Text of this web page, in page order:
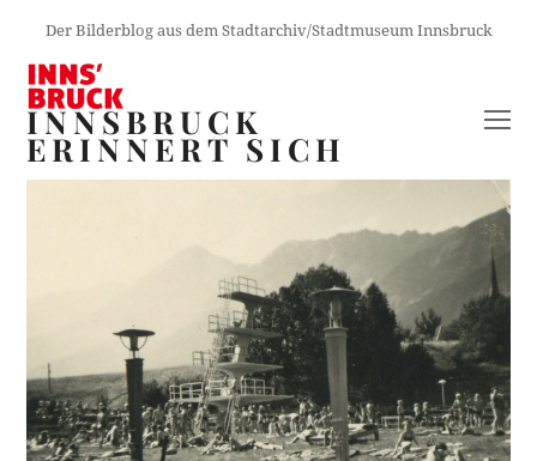
Der Bilderblog aus dem Stadtarchiv/Stadtmuseum Innsbruck
INNSBRUCK
ERINNERT SICH